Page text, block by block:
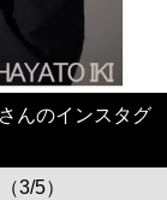
んのインスタグ
3/5）